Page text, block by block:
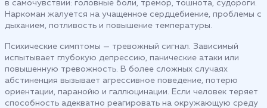
в самочувствии: головные боли, тремор, тошнота, судороги.
Наркоман жалуется на учащенное сердцебиение, проблемы с
дыханием, потливость и повышение температуры.
Психические симптомы — тревожный сигнал. Зависимый
испытывает глубокую депрессию, панические атаки или
повышенную тревожность. В более сложных случаях
абстиненция вызывает агрессивное поведение, потерю
ориентации, паранойю и галлюцинации. Если человек теряет
способность адекватно реагировать на окружающую среду